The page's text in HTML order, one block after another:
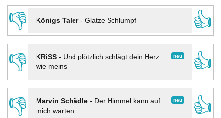
👎
Königs Taler- Glatze Schlumpf
👍
👎
neu
KRiSS- Und plötzlich schlägt dein Herz
wie meins
👍
👎 neu
Marvin Schädle- Der Himmel kann auf
mich warten
👍